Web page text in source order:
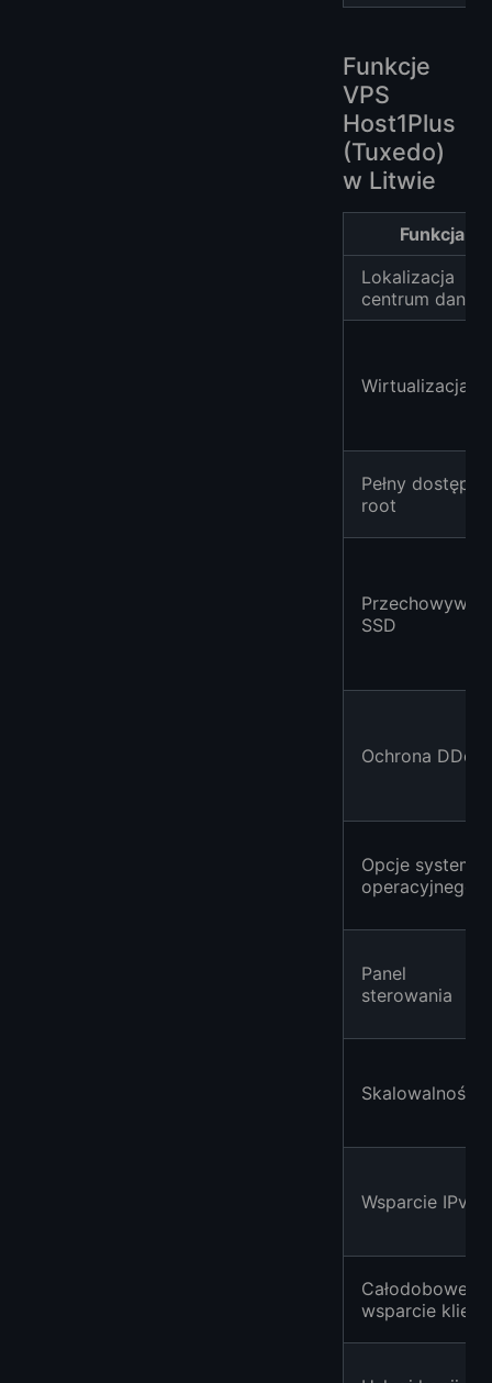
Funkcje
VPS
Host1Plus
(Tuxedo)
w Litwie
Funkcja
Lokalizacja
centrum
Wirtualizacja
Pełny dostęp
root
SSD
Ochrona DDoS
Opcje systemu
operacyjnego
Panel
sterowania
Skalowalność
Wsparcie IPv6
Całodobowe
wsparcie